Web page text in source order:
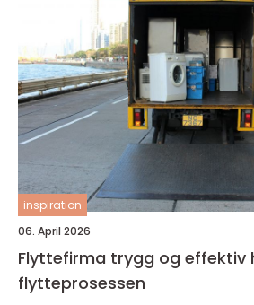
inspiration
06. April 2026
Flyttefirma trygg og effektiv hjelp gjennom
flytteprosessen